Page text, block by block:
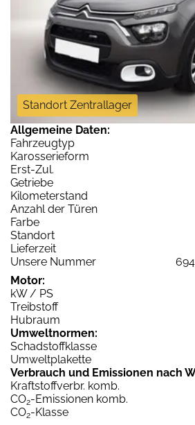
Standort Zentrallager
Allgemeine Daten:
Fahrzeugtyp
Karosserieform
Erst-Zul.
Getriebe
Kilometerstand
Anzahl der Türen
Farbe
Standort
Lieferzeit
Unsere Nummer
Motor:
kW / PS
Treibstoff
Hubraum
Umweltnormen:
Schadstoffklasse
Umweltplakette
Verbrauch und Emissionen nach
Kraftstoffverbr. komb.
CO2-Emissionen komb.
CO2-Klasse